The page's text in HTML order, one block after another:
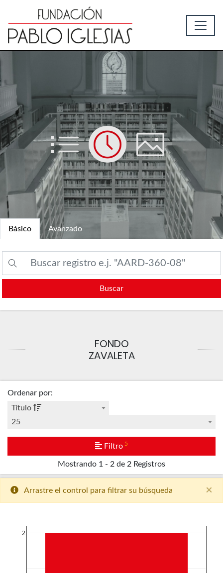
List Time Picture
Básico Avanzado
Buscar
FONDO
ZAVALETA
Mostrando 1 - 2 de 2 Registros
Ordenar por:
Título
25
Filtro 5
×
Arrastre el control para filtrar su búsqueda
2